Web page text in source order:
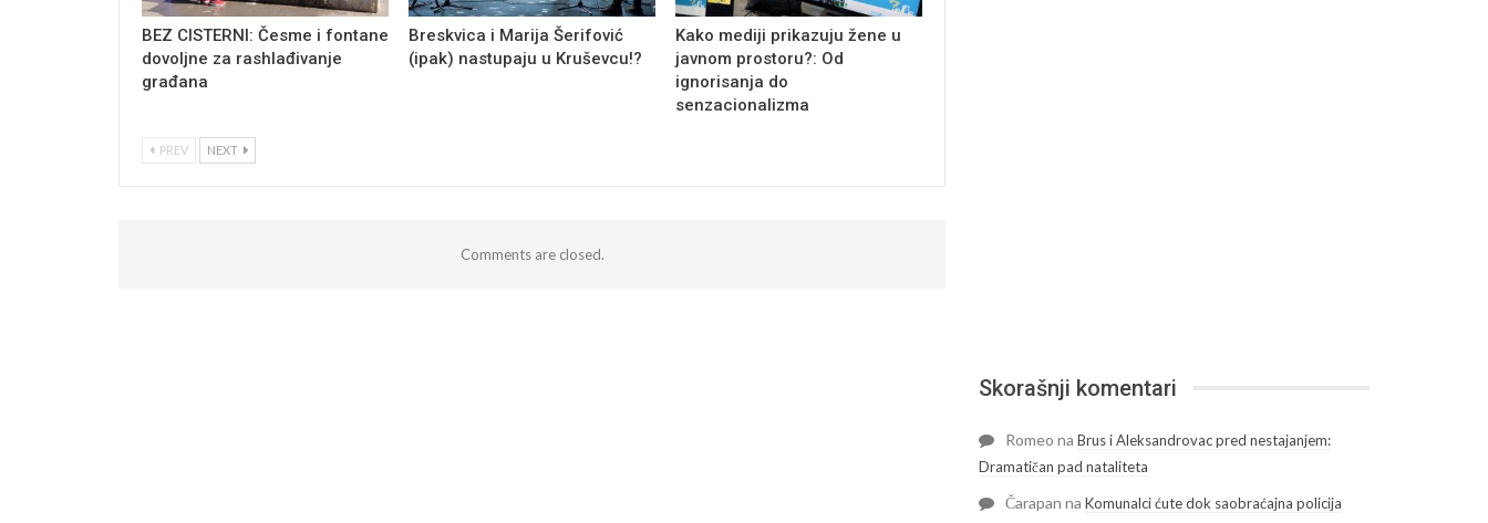
BEZ CISTERNI: Česme i fontane
dovoljne za rashlađivanje
građana
Breskvica i Marija Šerifović
(ipak) nastupaju u Kruševcu!?
Kako mediji prikazuju žene u
javnom prostoru?: Od
ignorisanja do
senzacionalizma
PREV NEXT
Comments are closed.
Skorašnji komentari
Romeo naBrus i Aleksandrovac pred nestajanjem:
Dramatičan pad nataliteta
Čarapan naKomunalci ćute dok saobraćajna policija